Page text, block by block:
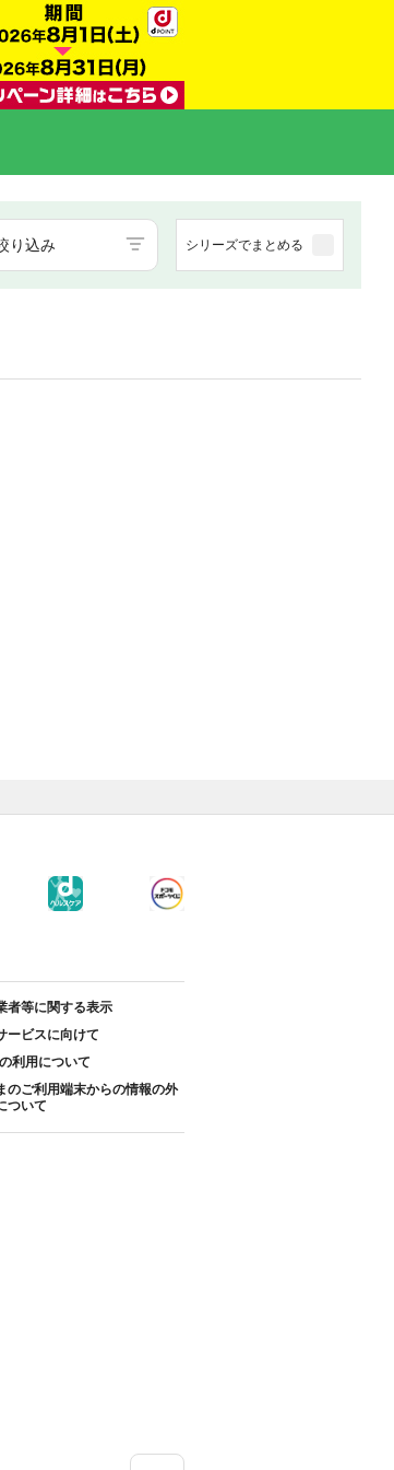
り込み シリーズでまとめる
者等に関する表示
ービスに向けて
利用について
のご利用端末からの情報の外
ついて